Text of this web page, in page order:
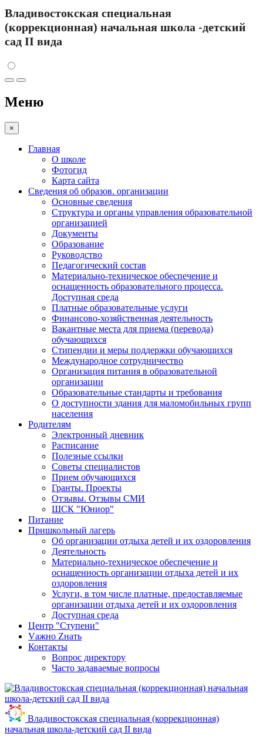
Владивостокская специальная
(коррекционная) начальная школа -детский
сад II вида
Меню
×
Главная
О школе
Фотогид
Карта сайта
Сведения об образов. организации
Основные сведения
Структура и органы управления образовательной
организацией
Документы
Образование
Руководство
Педагогический состав
Материально-техническое обеспечение и
оснащенность образовательного процесса.
Доступная среда
Платные образовательные услуги
Финансово-хозяйственная деятельность
Вакантные места для приема (перевода)
обучающихся
Стипендии и меры поддержки обучающихся
Международное сотрудничество
Организация питания в образовательной
организации
Образовательные стандарты и требования
О доступности здания для маломобильных групп
населения
Родителям
Электронный дневник
Расписание
Полезные ссылки
Советы специалистов
Прием обучающихся
Гранты. Проекты
Отзывы. Отзывы СМИ
ШСК "Юниор"
Питание
Пришкольный лагерь
Об организации отдыха детей и их оздоровления
Деятельность
Материально-техническое обеспечение и
оснащенность организации отдыха детей и их
оздоровления
Услуги, в том числе платные, предоставляемые
организации отдыха детей и их оздоровления
Доступная среда
Центр "Ступени"
Vажно Zнать
Контакты
Вопрос директору
Часто задаваемые вопросы
Владивостокская специальная (коррекционная)
начальная школа-детский сад II вида